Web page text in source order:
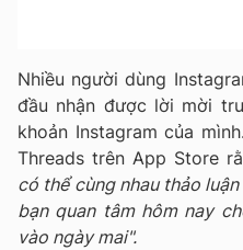
Nhiều người dùng
đầu nhận được lời mời
khoản Instagram của
Threads trên App Store
có thể cùng nhau thảo
bạn quan tâm hôm nay
vào ngày mai".